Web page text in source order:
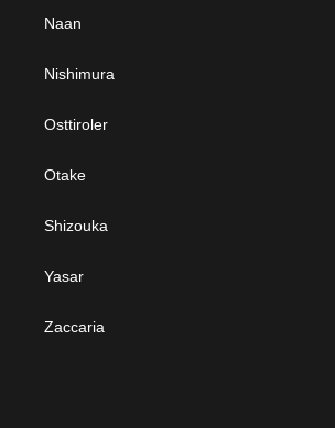
Naan
Nishimura
Osttiroler
Otake
Shizouka
Yasar
Zaccaria